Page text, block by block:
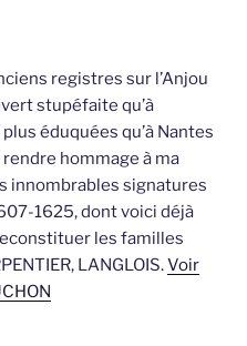
registres sur l’Anjou
stupéfaite qu’à
éduquées qu’à Nantes
hommage à ma
innombrables signatures
1625, dont voici déjà
les familles
LANGLOIS.Voir